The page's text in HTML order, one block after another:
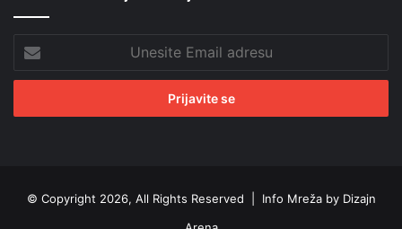
Email
adresu
© Copyright 2026, All Rights Reserved | Info Mreža by Dizajn